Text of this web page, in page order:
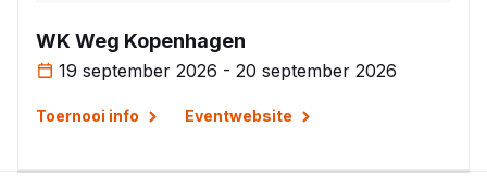
WK Weg Kopenhagen
19 september 2026 - 20 september 2026
Toernooi info Eventwebsite